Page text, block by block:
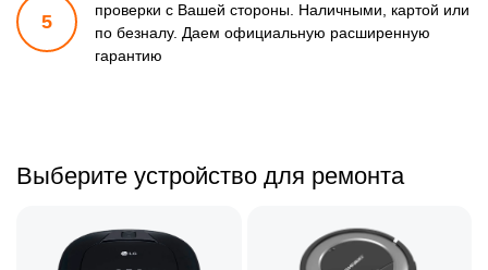
5
проверки с Вашей стороны. Наличными, картой или
по безналу. Даем официальную расширенную
гарантию
Выберите устройство для ремонта